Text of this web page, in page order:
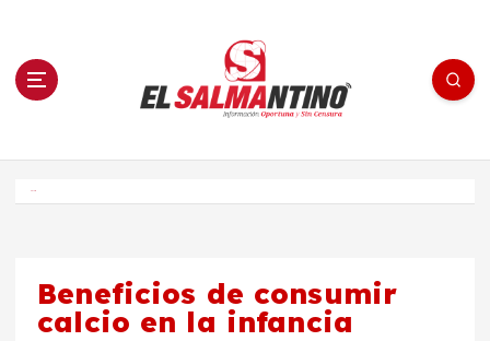
n El Salmantino - medios/noticias/editorial
Beneficios de consumir
calcio en la infancia